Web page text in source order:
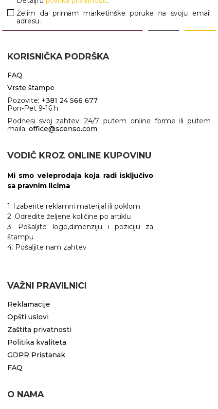
Želim da primam marketinške poruke na svoju email
adresu.
KORISNIČKA PODRŠKA
FAQ
Vrste štampe
Pozovite: +381 24 566 677
Pon-Pet 9-16 h
Podnesi svoj zahtev: 24/7 putem online forme ili putem
maila: office@scenso.com
VODIČ KROZ ONLINE KUPOVINU
Mi smo veleprodaja koja radi isključivo
sa pravnim licima
1. Izaberite reklamni materijal ili poklom
2. Odredite željene količine po artiklu
3. Pošaljite logo,dimenziju i poziciju za
štampu
4. Pošaljite nam zahtev
VAŽNI PRAVILNICI
Reklamacije
Opšti uslovi
Zaštita privatnosti
Politika kvaliteta
GDPR Pristanak
FAQ
O NAMA